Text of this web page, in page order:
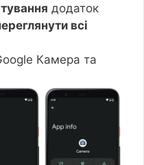
додаток
всі
Камера та